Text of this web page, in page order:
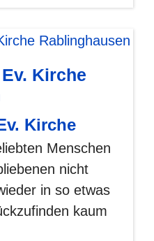
Kirche
Kirche
Menschen
nicht
in so etwas
kaum